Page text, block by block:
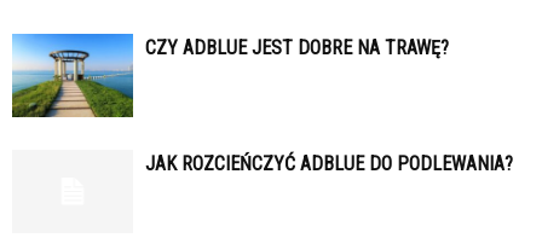
CZY ADBLUE JEST DOBRE NA TRAWĘ?
JAK ROZCIEŃCZYĆ ADBLUE DO PODLEWANIA?